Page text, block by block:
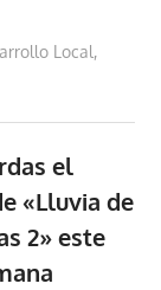
Local,
el
«Lluvia de
2» este